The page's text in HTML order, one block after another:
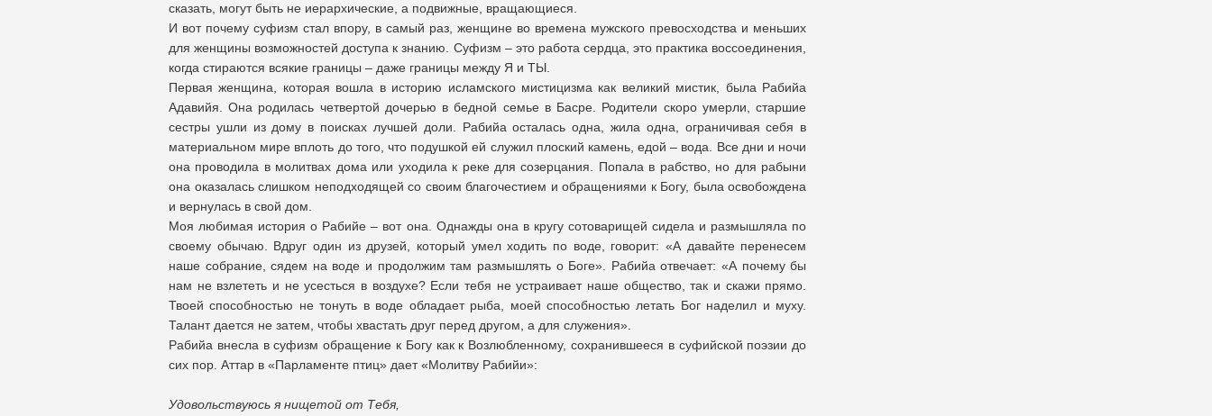
сказать, могут быть не иерархические, а подвижные, вращающиеся.
И вот почему суфизм стал впору, в самый раз, женщине во времена мужского превосходства и меньших
для женщины возможностей доступа к знанию. Суфизм – это работа сердца, это практика воссоединения,
когда стираются всякие границы – даже границы между Я и ТЫ.
Первая женщина, которая вошла в историю исламского мистицизма как великий мистик, была Рабийа
Адавийя. Она родилась четвертой дочерью в бедной семье в Басре. Родители скоро умерли, старшие
сестры ушли из дому в поисках лучшей доли. Рабийа осталась одна, жила одна, ограничивая себя в
материальном мире вплоть до того, что подушкой ей служил плоский камень, едой – вода. Все дни и ночи
она проводила в молитвах дома или уходила к реке для созерцания. Попала в рабство, но для рабыни
она оказалась слишком неподходящей со своим благочестием и обращениями к Богу, была освобождена
и вернулась в свой дом.
Моя любимая история о Рабийе – вот она. Однажды она в кругу сотоварищей сидела и размышляла по
своему обычаю. Вдруг один из друзей, который умел ходить по воде, говорит: «А давайте перенесем
наше собрание, сядем на воде и продолжим там размышлять о Боге». Рабийа отвечает: «А почему бы
нам не взлететь и не усесться в воздухе? Если тебя не устраивает наше общество, так и скажи прямо.
Твоей способностью не тонуть в воде обладает рыба, моей способностью летать Бог наделил и муху.
Талант дается не затем, чтобы хвастать друг перед другом, а для служения».
Рабийа внесла в суфизм обращение к Богу как к Возлюбленному, сохранившееся в суфийской поэзии до
сих пор. Аттар в «Парламенте птиц» дает «Молитву Рабийи»:
Удовольствуюсь я нищетой от Тебя,